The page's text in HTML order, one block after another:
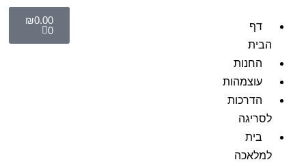
דף
הבית
החנות
עוצמהות
הדרכות
לסריגה
בית
למלאכה
₪0.00
0